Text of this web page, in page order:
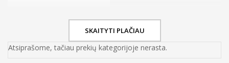
SKAITYTI PLAČIAU
Atsiprašome, tačiau prekių kategorijoje nerasta.